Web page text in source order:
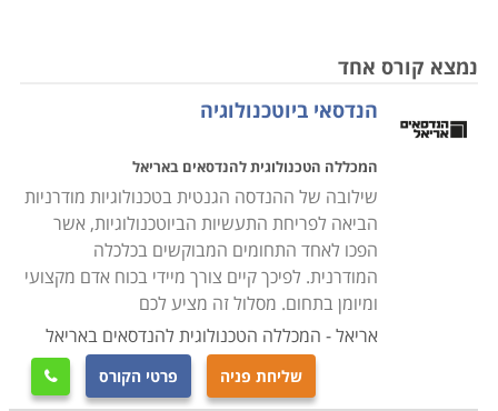
זה משמש לפיתוח תרופות למחלות חשוכות מרפא,
לפתרונות לזיהום סביבתי, להשבחת יבולים בחקלאות
ולפיתוח מזון וכימיקלים.
ביוטכנולוגיה אשר נעזרת במיקרואורגניזמים טבעיים אשר
לא עברו הליך הנדסה גנטית משמשת את האדם כבר אלפי
שנים, למשל שימוש בשמרים ליצירת בצק. הקדמה
הטכנולוגית מאפשרת פריצת דרך מדעית. כיום ניתן לחקות
במעבדה את התהליכים המתרחשים ביצורים חיים, לגדל
תרביות רקמה ותאים ולערוך בהם שינויים רצויים.
נמצא קורס אחד
הנדסאי ביוטכנולוגיה
המכללה הטכנולוגית להנדסאים באריאל
שילובה של ההנדסה הגנטית בטכנולוגיות מודרניות
הביאה לפריחת התעשיות הביוטכנולוגיות, אשר
הפכו לאחד התחומים המבוקשים בכלכלה
המודרנית. לפיכך קיים צורך מיידי בכוח אדם מקצועי
ומיומן בתחום. מסלול זה מציע לכם
אריאל - המכללה הטכנולוגית להנדסאים באריאל
שליחת פניה פרטי הקורס 